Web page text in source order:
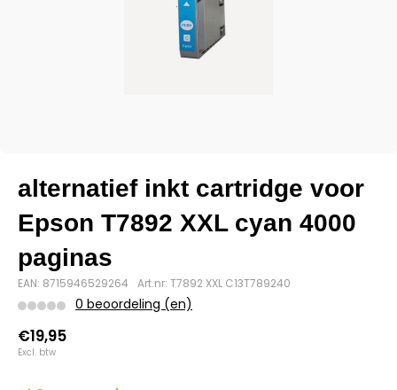
alternatief inkt cartridge voor
Epson T7892 XXL cyan 4000
paginas
EAN: 8715946529264 Art.nr: T7892 XXL C13T789240
0 beoordeling (en)
€19,95
Excl. btw